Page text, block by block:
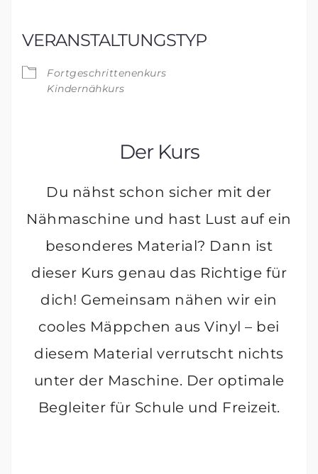
VERANSTALTUNGSTYP
Fortgeschrittenenkurs
Kindernähkurs
Der Kurs
Du nähst schon sicher mit der
Nähmaschine und hast Lust auf ein
besonderes Material? Dann ist
dieser Kurs genau das Richtige für
dich! Gemeinsam nähen wir ein
cooles Mäppchen aus Vinyl – bei
diesem Material verrutscht nichts
unter der Maschine. Der optimale
Begleiter für Schule und Freizeit.